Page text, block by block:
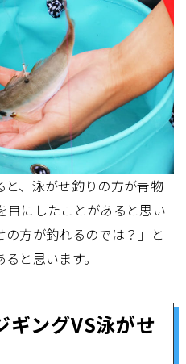
と、泳がせ釣りの方が青物
目にしたことがあると思い
の方が釣れるのでは？」と
と思います。
ギングVS泳がせ